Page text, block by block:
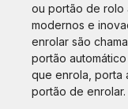
ou portão de rolo
modernos e
enrolar são
portão
que enrola, porta
portão de enrolar.